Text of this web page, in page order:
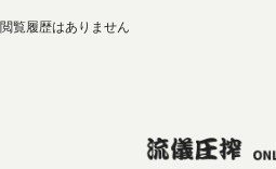
閲覧履歴はありません